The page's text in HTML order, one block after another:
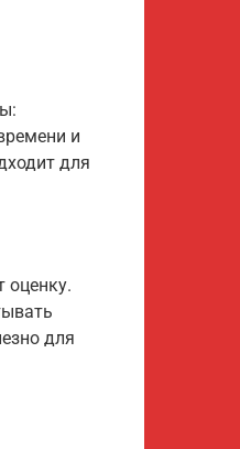
и
для
оценку.
для